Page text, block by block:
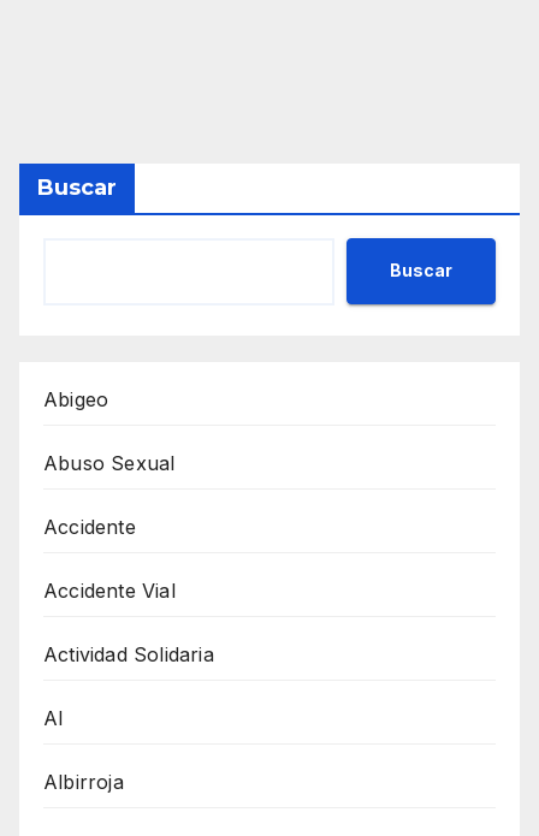
Buscar
Buscar
Abigeo
Abuso Sexual
Accidente
Accidente Vial
Actividad Solidaria
AI
Albirroja